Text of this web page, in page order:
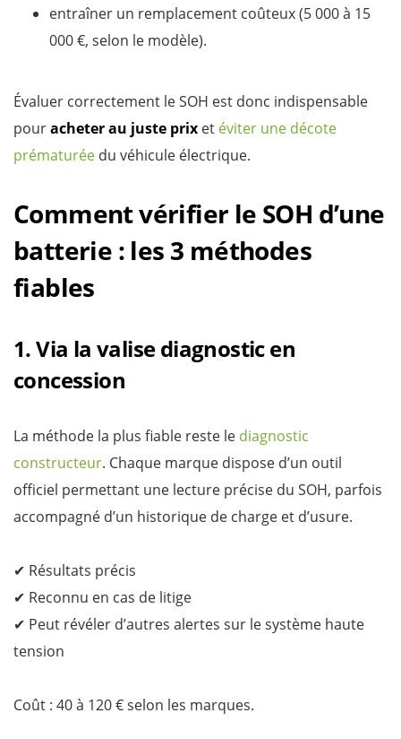
entraîner un remplacement coûteux (5 000 à 15
000 €, selon le modèle).
Évaluer correctement le SOH est donc indispensable
pouracheter au juste prix et éviter une décote
prématurée du véhicule électrique.
Comment vérifier le SOH d’une
batterie : les 3 méthodes
fiables
1. Via la valise diagnostic en
concession
La méthode la plus fiable reste le diagnostic
constructeur. Chaque marque dispose d’un outil
officiel permettant une lecture précise du SOH, parfois
accompagné d’un historique de charge et d’usure.
✔ Résultats précis
✔ Reconnu en cas de litige
✔ Peut révéler d’autres alertes sur le système haute
tension
Coût : 40 à 120 € selon les marques.